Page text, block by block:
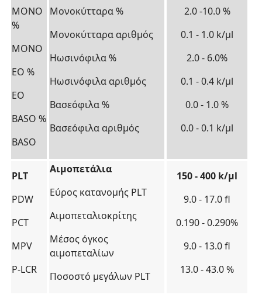
MONO
%
ΜΟΝΟ
ΕΟ %
ΕΟ
ΒΑSΟ %
ΒΑSΟ
Μονοκύτταρα %
Μονοκύτταρα αριθμός
Ηωσινόφιλα %
Ηωσινόφιλα αριθμός
Βασεόφιλα %
Βασεόφιλα αριθμός
2.0 -10.0 %
0.1 - 1.0 k/μl
2.0 - 6.0%
0.1 - 0.4 k/μl
0.0 - 1.0 %
0.0 - 0.1 k/μl
PLT
PDW
PCT
MPV
P-LCR
Αιμοπετάλια
Εύρος κατανομής PLT
Αιμοπεταλιοκρίτης
Μέσος όγκος
αιμοπεταλίων
Ποσοστό μεγάλων PLT
150 - 400 k/μl
9.0 - 17.0 fl
0.190 - 0.290%
9.0 - 13.0 fl
13.0 - 43.0 %